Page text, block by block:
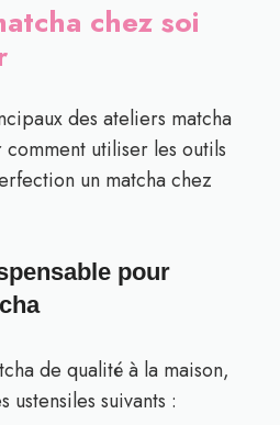
chez soi
des ateliers matcha
utiliser les outils
un matcha chez
pour
de qualité à la maison,
ustensiles suivants :